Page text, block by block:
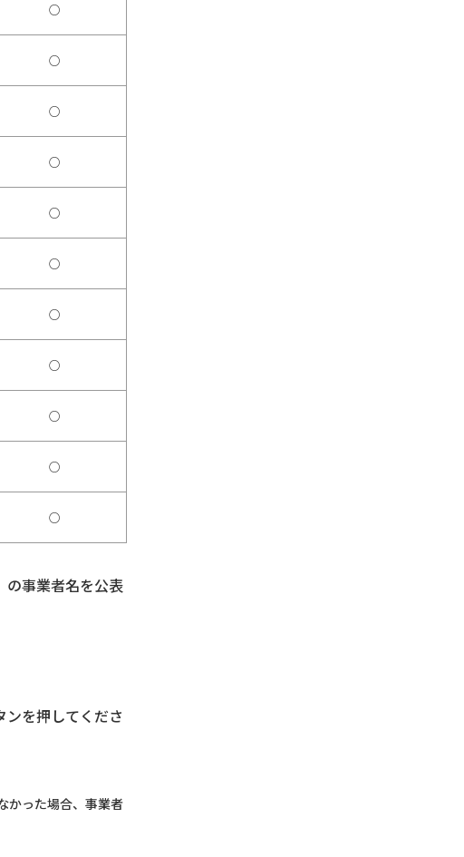
○
○
○
○
○
○
○
○
○
○
○
の事業者名を公表
を押してくださ
かった場合、事業者